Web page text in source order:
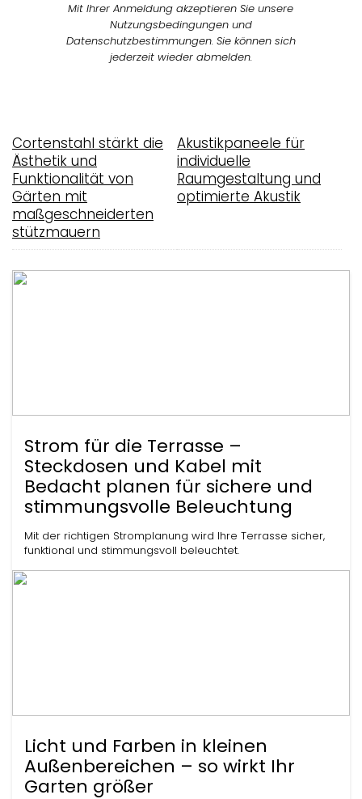
Mit Ihrer Anmeldung akzeptieren Sie unsere
Nutzungsbedingungen und
Datenschutzbestimmungen. Sie können sich
jederzeit wieder abmelden.
Cortenstahl stärkt die
Ästhetik und
Funktionalität von
Gärten mit
maßgeschneiderten
stützmauern
Akustikpaneele für
individuelle
Raumgestaltung und
optimierte Akustik
Strom für die Terrasse –
Steckdosen und Kabel mit
Bedacht planen für sichere und
stimmungsvolle Beleuchtung
Mit der richtigen Stromplanung wird Ihre Terrasse sicher,
funktional und stimmungsvoll beleuchtet.
Licht und Farben in kleinen
Außenbereichen – so wirkt Ihr
Garten größer